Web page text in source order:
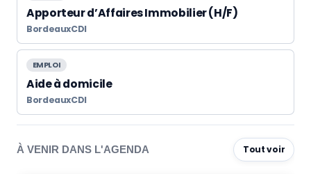
Apporteur d’Affaires Immobilier (H/F)
BordeauxCDI
EMPLOI
Aide à domicile
BordeauxCDI
À VENIR DANS L'AGENDA Tout voir